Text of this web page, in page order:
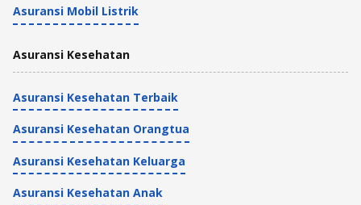
Asuransi Mobil Listrik
Asuransi Kesehatan
Asuransi Kesehatan Terbaik
Asuransi Kesehatan Orangtua
Asuransi Kesehatan Keluarga
Asuransi Kesehatan Anak